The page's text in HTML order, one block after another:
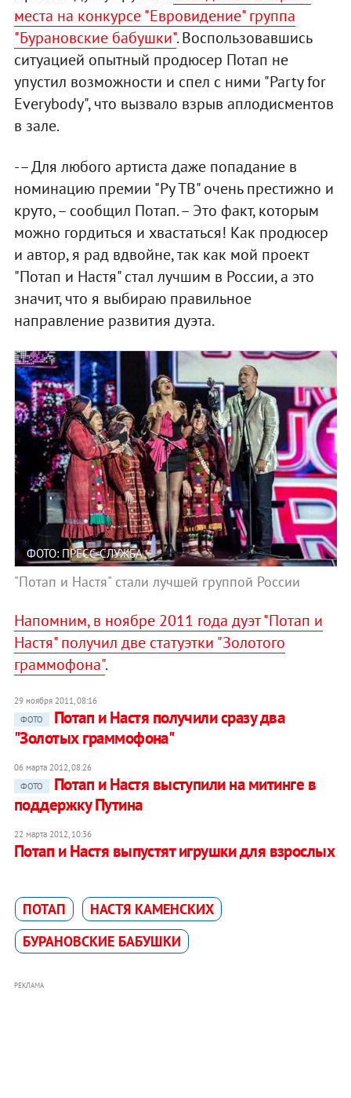
места на конкурсе "Евровидение" группа
"Бурановские бабушки". Воспользовавшись
ситуацией опытный продюсер Потап не
упустил возможности и спел с ними "Party for
Everybody", что вызвало взрыв аплодисментов
в зале.
-– Для любого артиста даже попадание в
номинацию премии "Ру ТВ" очень престижно и
круто, – сообщил Потап. – Это факт, которым
можно гордиться и хвастаться! Как продюсер
и автор, я рад вдвойне, так как мой проект
"Потап и Настя" стал лучшим в России, а это
значит, что я выбираю правильное
направление развития дуэта.
ФОТО: ПРЕСС-СЛУЖБА
"Потап и Настя" стали лучшей группой России
Напомним, в ноябре 2011 года дуэт "Потап и
Настя" получил две статуэтки "Золотого
граммофона".
29 ноября 2011, 08:16
ФОТО
Потап и Настя получили сразу два
"Золотых граммофона"
06 марта 2012, 08:26
ФОТО
Потап и Настя выступили на митинге в
поддержку Путина
22 марта 2012, 10:36
Потап и Настя выпустят игрушки для взрослых
ПОТАП
НАСТЯ КАМЕНСКИХ
БУРАНОВСКИЕ БАБУШКИ
РЕКЛАМА